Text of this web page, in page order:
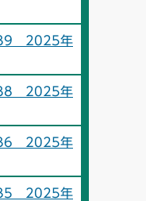
2025年
2025年
2025年
2025年